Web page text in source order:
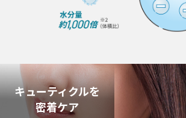
キューティクルを
密着ケア